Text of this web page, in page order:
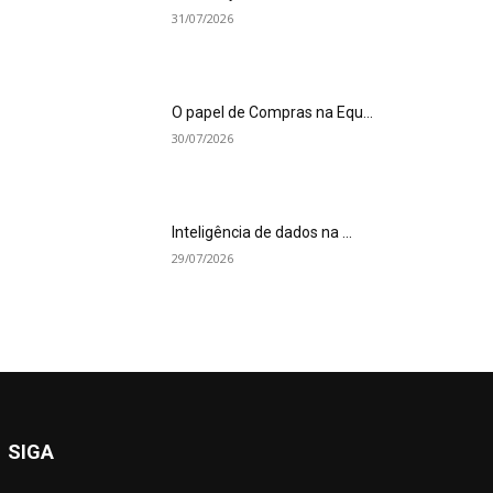
31/07/2026
O papel de Compras na Equ...
30/07/2026
Inteligência de dados na ...
29/07/2026
SIGA